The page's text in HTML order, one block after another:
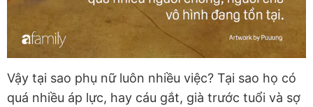
Vậy tại sao phụ nữ luôn nhiều việc? Tại sao họ có
quá nhiều áp lực, hay cáu gắt, già trước tuổi và sợ